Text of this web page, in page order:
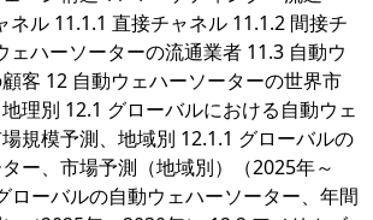
ネル 11.1.1 直接チャネル 11.1.2 間接チ
ェハーソーターの流通業者 11.3 自動ウ
客 12 自動ウェハーソーターの世界市
理別 12.1 グローバルにおける自動ウェ
規模予測、地域別 12.1.1 グローバルの
ー、市場予測（地域別）（2025年～
ローバルの自動ウェハーソーター、年間